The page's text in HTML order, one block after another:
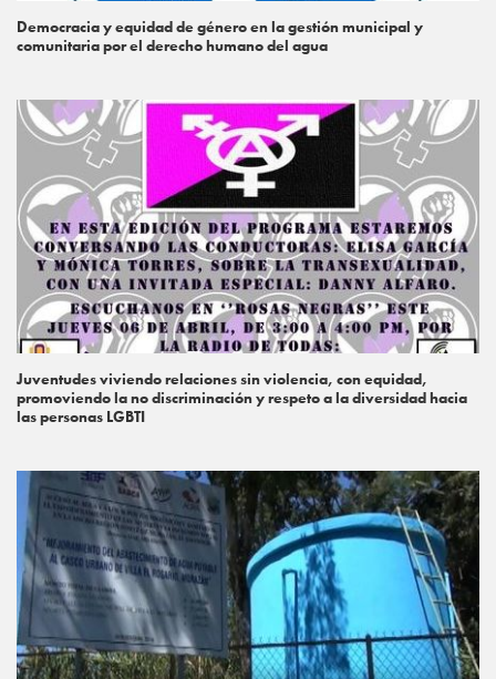
Democracia y equidad de género en la gestión municipal y
comunitaria por el derecho humano del agua
Juventudes viviendo relaciones sin violencia, con equidad,
promoviendo la no discriminación y respeto a la diversidad hacia
las personas LGBTI